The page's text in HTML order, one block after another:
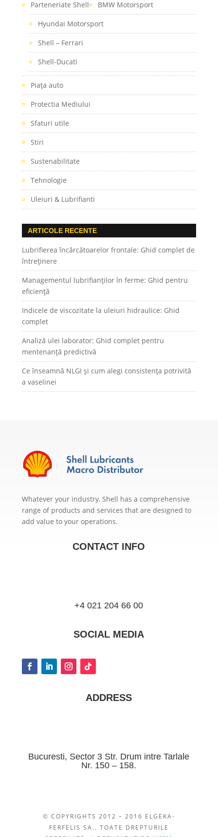
Parteneriate Shell BMW Motorsport
Hyundai Motorsport
Shell – Ferrari
Shell-Ducati
Piaţa auto
Protectia Mediului
Sfaturi utile
Stiri
Sustenabilitate
Tehnologie
Uleiuri & Lubrifianti
ARTICOLE RECENTE
Lubrifierea încărcătoarelor frontale: Ghid complet de
întreținere
Managementul lubrifianților în ferme: Ghid pentru
eficiență
Indicele de viscozitate la uleiuri hidraulice: Ghid
complet
Analiză ulei laborator: Ghid complet pentru
mentenanță predictivă
Ce înseamnă NLGI și cum alegi consistența potrivită
a vaselinei
Whatever your industry, Shell has a comprehensive
range of products and services that are designed to
add value to your operations.
CONTACT INFO
+4 021 204 66 00
SOCIAL MEDIA
ADDRESS
Bucuresti, Sector 3 Str. Drum intre Tarlale
Nr. 150 – 158.
© COPYRIGHTS 2012 – 2016 ELGEKA-
FERFELIS SA.. TOATE DREPTURILE